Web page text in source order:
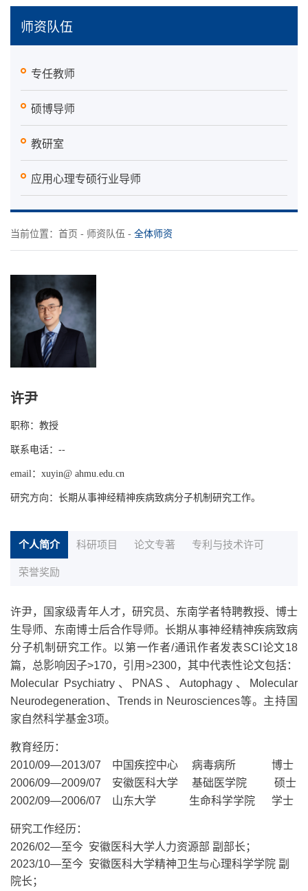
师资队伍
专任教师
硕博导师
教研室
应用心理专硕行业导师
当前位置： 首页 - 师资队伍 - 全体师资
许尹
职称：教授
联系电话：--
email：xuyin@ ahmu.edu.cn
研究方向：长期从事神经精神疾病致病分子机制研究工作。
个人简介 科研项目 论文专著 专利与技术许可
荣誉奖励
许尹，国家级青年人才，研究员、东南学者特聘教授、博士
生导师、东南博士后合作导师。长期从事神经精神疾病致病
分子机制研究工作。以第一作者/通讯作者发表SCI论文18
篇，总影响因子>170，引用>2300，其中代表性论文包括：
Molecular Psychiatry、PNAS、Autophagy、Molecular
Neurodegeneration、Trends in Neurosciences等。主持国
家自然科学基金3项。
教育经历：
2010/09—2013/07 中国疾控中心 病毒病所 博士
2006/09—2009/07 安徽医科大学 基础医学院 硕士
2002/09—2006/07 山东大学 生命科学学院 学士
研究工作经历：
2026/02—至今 安徽医科大学人力资源部 副部长；
2023/10—至今 安徽医科大学精神卫生与心理科学学院 副
院长；